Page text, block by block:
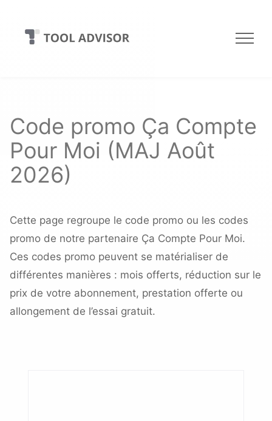
content
Code promo Ça Compte
Pour Moi (MAJ Août
2026)
Cette page regroupe le code promo ou les codes
promo de notre partenaire Ça Compte Pour Moi.
Ces codes promo peuvent se matérialiser de
différentes manières : mois offerts, réduction sur le
prix de votre abonnement, prestation offerte ou
allongement de l’essai gratuit.